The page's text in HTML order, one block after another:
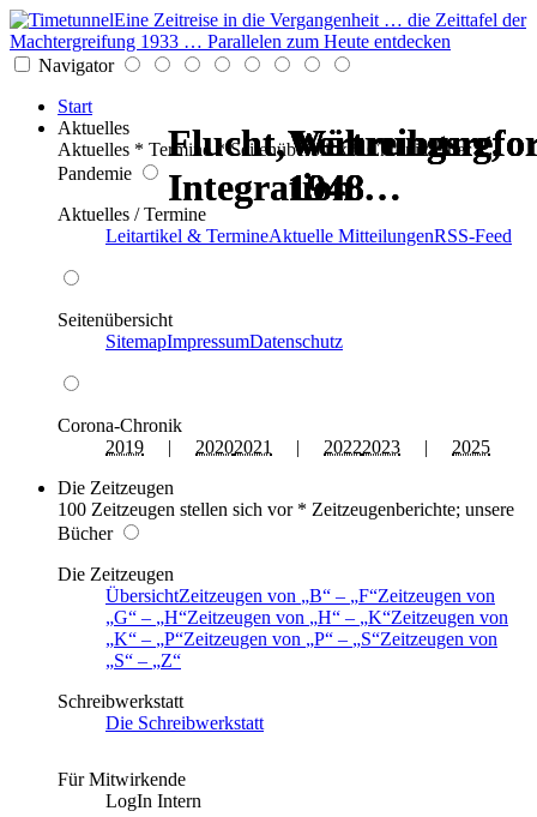
Eine Zeitreise in die Vergangenheit … die Zeittafel der
Machtergreifung 1933 … Parallelen zum Heute entdecken
Navigator
Start
Aktuelles
Aktuelles * Termine * Seitenüberblick * Chronik einer
Pandemie
Aktuelles / Termine
Leitartikel & TermineAktuelle MitteilungenRSS-Feed
Seitenübersicht
SitemapImpressumDatenschutz
Corona-Chronik
2019 | 20202021 | 20222023 | 2025
Die Zeitzeugen
100 Zeitzeugen stellen sich vor * Zeitzeugenberichte; unsere
Bücher
Die Zeitzeugen
ÜbersichtZeitzeugen von B – F Zeitzeugen von
G
– H Zeitzeugen von H – K Zeitzeugen von
K
– P Zeitzeugen von P – S Zeitzeugen von
S
–
Z
Schreibwerkstatt
Die Schreibwerkstatt
Für Mitwirkende
LogIn Intern
1948
Flucht, Vertreibung,
Integration …
1948
1948
Flucht, Vertreibung,
Integration …
1948